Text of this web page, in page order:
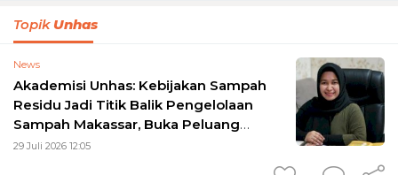
Topik Unhas
News
Akademisi Unhas: Kebijakan Sampah
Residu Jadi Titik Balik Pengelolaan
Sampah Makassar, Buka Peluang
Ekonomi Baru
29 Juli 2026 12:05